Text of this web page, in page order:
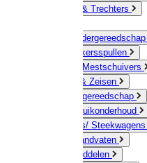
Jerrycans & Trechters
Hand-/ Kindergereedschap
Stratenmakersspullen
Sneeuw- / Mestschuivers
Baggeren & Zeisen
Elektrisch gereedschap
Boom / Struikonderhoud
Kruiwagens/ Steekwagens
Stelen / Handvaten
Tuinhulpmiddelen